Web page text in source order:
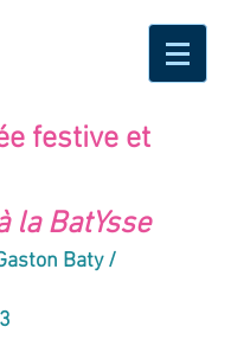
festive et
la BatYsse
Baty /